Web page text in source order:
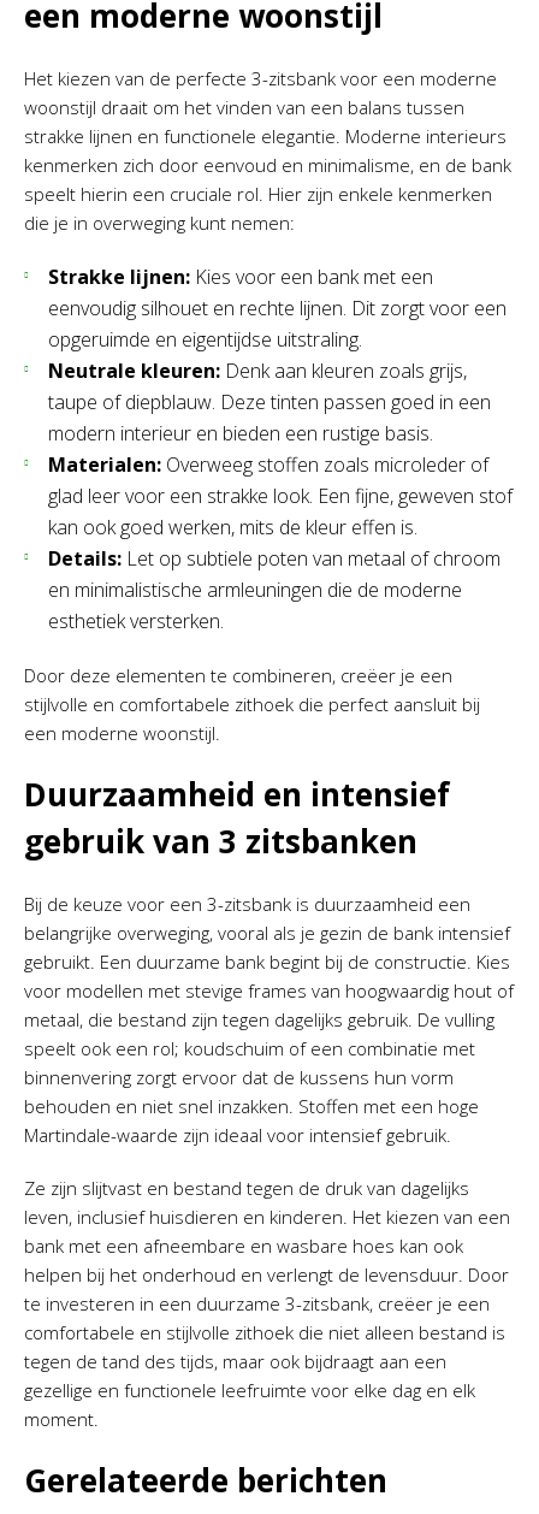
een moderne woonstijl
Het kiezen van de perfecte 3-zitsbank voor een moderne
woonstijl draait om het vinden van een balans tussen
strakke lijnen en functionele elegantie. Moderne interieurs
kenmerken zich door eenvoud en minimalisme, en de bank
speelt hierin een cruciale rol. Hier zijn enkele kenmerken
die je in overweging kunt nemen:
Strakke lijnen: Kies voor een bank met een
eenvoudig silhouet en rechte lijnen. Dit zorgt voor een
opgeruimde en eigentijdse uitstraling.
Neutrale kleuren: Denk aan kleuren zoals grijs,
taupe of diepblauw. Deze tinten passen goed in een
modern interieur en bieden een rustige basis.
Materialen: Overweeg stoffen zoals microleder of
glad leer voor een strakke look. Een fijne, geweven stof
kan ook goed werken, mits de kleur effen is.
Details: Let op subtiele poten van metaal of chroom
en minimalistische armleuningen die de moderne
esthetiek versterken.
Door deze elementen te combineren, creëer je een
stijlvolle en comfortabele zithoek die perfect aansluit bij
een moderne woonstijl.
Duurzaamheid en intensief
gebruik van 3 zitsbanken
Bij de keuze voor een 3-zitsbank is duurzaamheid een
belangrijke overweging, vooral als je gezin de bank intensief
gebruikt. Een duurzame bank begint bij de constructie. Kies
voor modellen met stevige frames van hoogwaardig hout of
metaal, die bestand zijn tegen dagelijks gebruik. De vulling
speelt ook een rol; koudschuim of een combinatie met
binnenvering zorgt ervoor dat de kussens hun vorm
behouden en niet snel inzakken. Stoffen met een hoge
Martindale-waarde zijn ideaal voor intensief gebruik.
Ze zijn slijtvast en bestand tegen de druk van dagelijks
leven, inclusief huisdieren en kinderen. Het kiezen van een
bank met een afneembare en wasbare hoes kan ook
helpen bij het onderhoud en verlengt de levensduur. Door
te investeren in een duurzame 3-zitsbank, creëer je een
comfortabele en stijlvolle zithoek die niet alleen bestand is
tegen de tand des tijds, maar ook bijdraagt aan een
gezellige en functionele leefruimte voor elke dag en elk
moment.
Gerelateerde berichten